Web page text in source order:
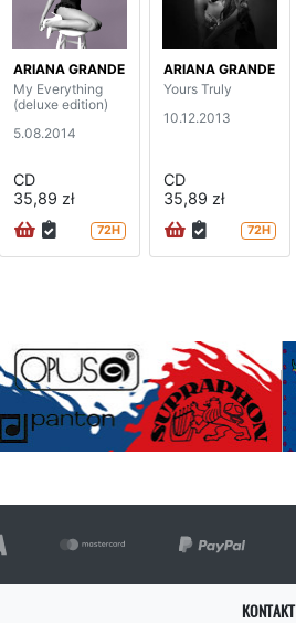
ARIANA GRANDE
My Everything
(deluxe edition)
5.08.2014
CD
35,89 zł
72H
ARIANA GRANDE
Yours Truly
10.12.2013
CD
35,89 zł
72H
KONTAKT